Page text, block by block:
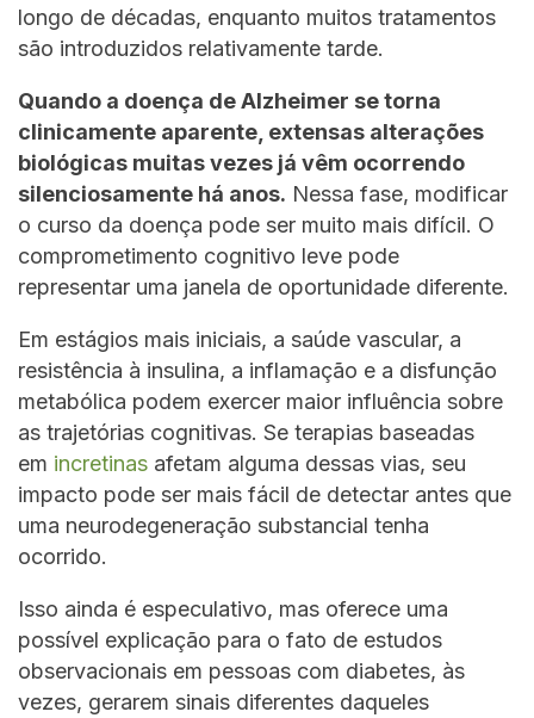
longo de décadas, enquanto muitos tratamentos
são introduzidos relativamente tarde.
Quando a doença de Alzheimer se torna
clinicamente aparente, extensas alterações
biológicas muitas vezes já vêm ocorrendo
silenciosamente há anos. Nessa fase, modificar
o curso da doença pode ser muito mais difícil. O
comprometimento cognitivo leve pode
representar uma janela de oportunidade diferente.
Em estágios mais iniciais, a saúde vascular, a
resistência à insulina, a inflamação e a disfunção
metabólica podem exercer maior influência sobre
as trajetórias cognitivas. Se terapias baseadas
em incretinas afetam alguma dessas vias, seu
impacto pode ser mais fácil de detectar antes que
uma neurodegeneração substancial tenha
ocorrido.
Isso ainda é especulativo, mas oferece uma
possível explicação para o fato de estudos
observacionais em pessoas com diabetes, às
vezes, gerarem sinais diferentes daqueles